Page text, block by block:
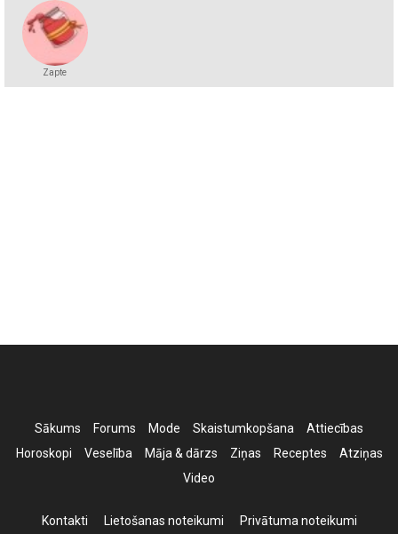
Zapte
Sākums Forums Mode Skaistumkopšana
Attiecības
Horoskopi
Veselība Māja & dārzs Ziņas Receptes
Atziņas
Video
Kontakti Lietošanas noteikumi Privātuma noteikumi